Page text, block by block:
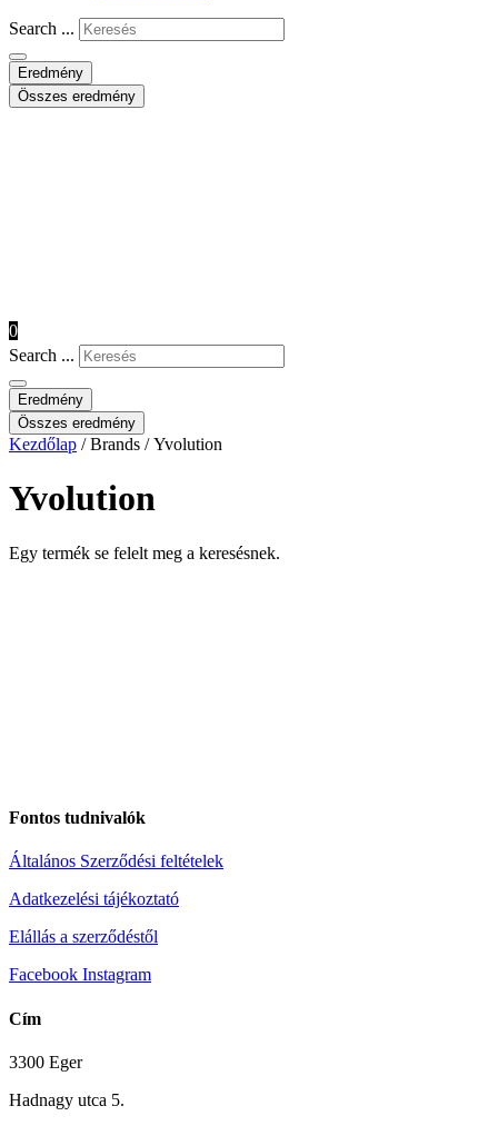
Search ...
Eredmény
Összes eredmény
0
Search ...
Eredmény
Összes eredmény
Kezdőlap / Brands / Yvolution
Yvolution
Egy termék se felelt meg a keresésnek.
Fontos tudnivalók
Általános Szerződési feltételek
Adatkezelési tájékoztató
Elállás a szerződéstől
Facebook Instagram
Cím
3300 Eger
Hadnagy utca 5.